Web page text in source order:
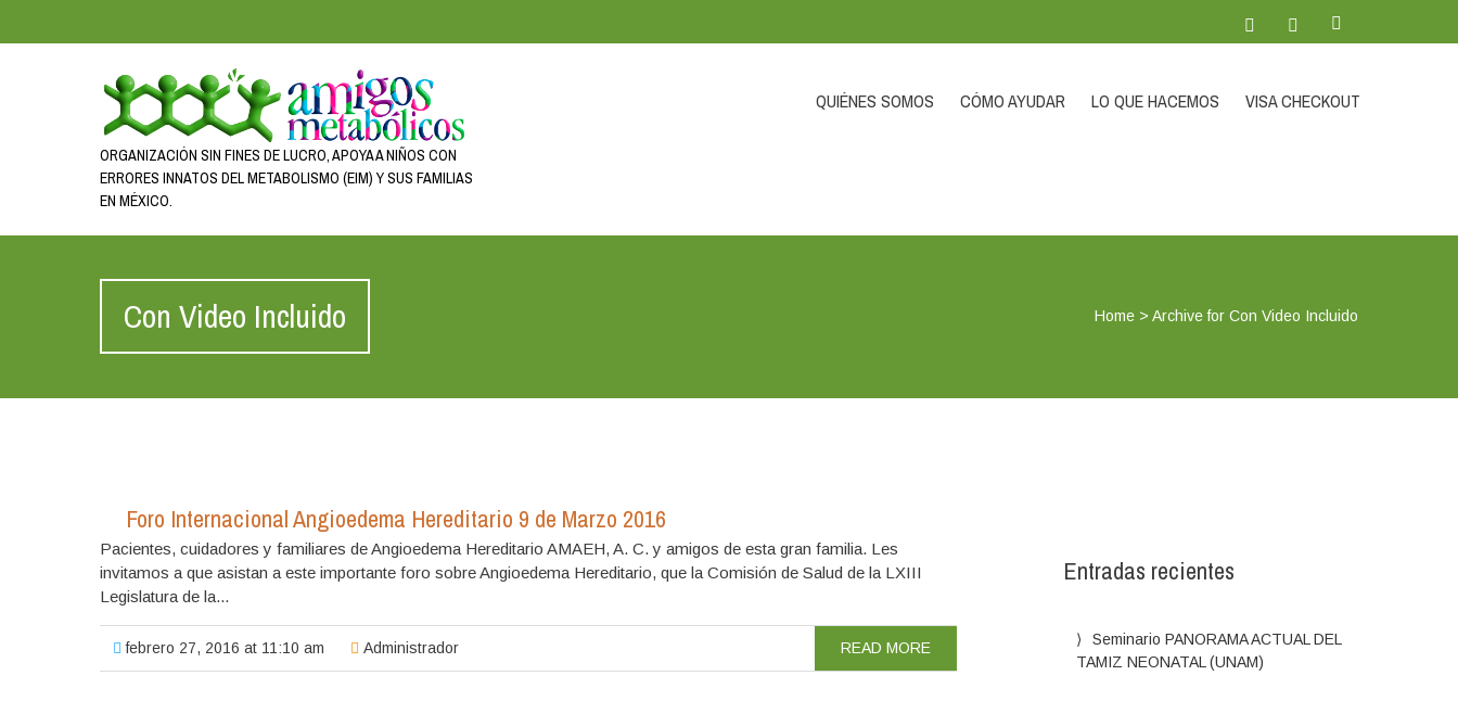
ORGANIZACIÓN SIN FINES DE LUCRO, APOYA A NIÑOS CON
ERRORES INNATOS DEL METABOLISMO (EIM) Y SUS FAMILIAS
EN MÉXICO.
QUIÉNES SOMOS CÓMO AYUDAR LO QUE HACEMOS VISA CHECKOUT
Con Video Incluido Home >Archive for Con Video Incluido
Foro Internacional Angioedema Hereditario 9 de Marzo 2016
Pacientes, cuidadores y familiares de Angioedema Hereditario AMAEH, A. C. y amigos de esta gran familia. Les
invitamos a que asistan a este importante foro sobre Angioedema Hereditario, que la Comisión de Salud de la LXIII
Legislatura de la...
febrero 27, 2016 at 11:10 am Administrador READ MORE
Entradas recientes
Seminario PANORAMA ACTUAL DEL
TAMIZ NEONATAL (UNAM)